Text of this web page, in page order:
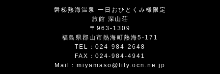
磐梯熱海温泉 一日おひとくみ様限定
旅館 深山荘
〒963-1309
福島県郡山市熱海町熱海5-171
TEL：024-984-2648
FAX：024-984-4941
Mail： miyamaso@lily.ocn.ne.jp